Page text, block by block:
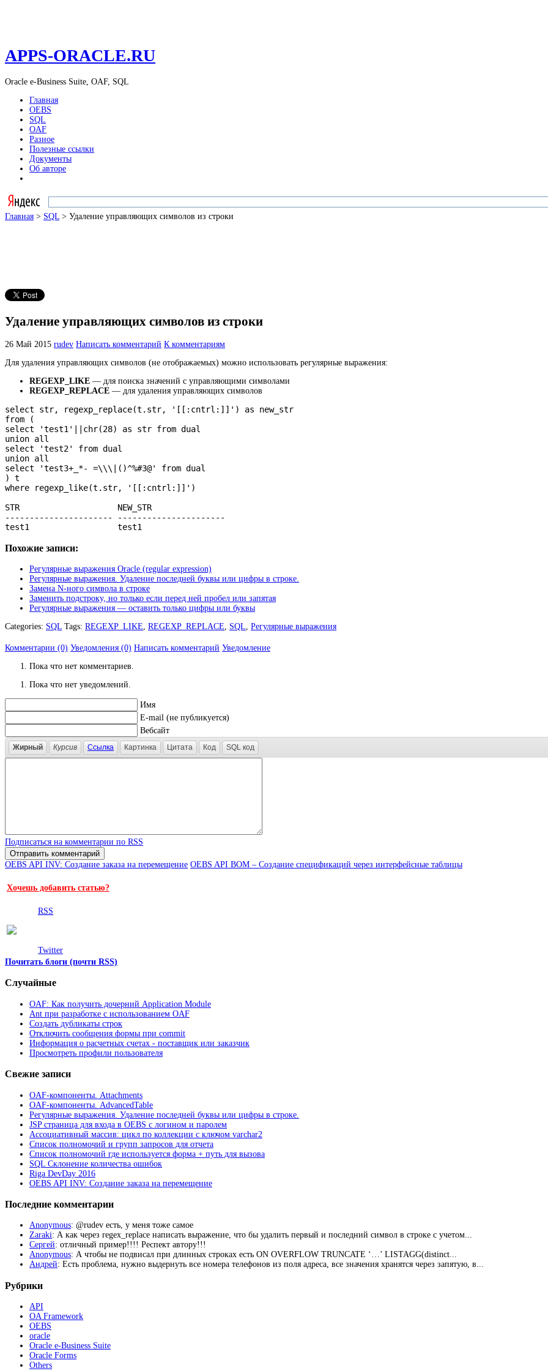
APPS-ORACLE.RU
Oracle e-Business Suite, OAF, SQL
Главная
OEBS
SQL
OAF
Разное
Полезные ссылки
Документы
Об авторе
Главная > SQL > Удаление управляющих символов из строки
Удаление управляющих символов из строки
26 Май 2015 rudev Написать комментарий К комментариям
Для удаления управляющих символов (не отображаемых) можно использовать регулярные выражения:
REGEXP_LIKE — для поиска значений с управляющими символами
REGEXP_REPLACE — для удаления управляющих символов
select str, regexp_replace(t.str, '[[:cntrl:]]') as new_str
from (
select 'test1'||chr(28) as str from dual
union all
select 'test2' from dual
union all
select 'test3+_*- =\\\|()^%#3@' from dual
) t
where regexp_like(t.str, '[[:cntrl:]]')
STR                    NEW_STR
---------------------- ----------------------
test1                  test1
Похожие записи:
Регулярные выражения Oracle (regular expression)
Регулярные выражения. Удаление последней буквы или цифры в строке.
Замена N-ного символа в строке
Заменить подстроку, но только если перед ней пробел или запятая
Регулярные выражения — оставить только цифры или буквы
Categories: SQL Tags: REGEXP_LIKE, REGEXP_REPLACE, SQL, Регулярные выражения
Комментарии (0) Уведомления (0) Написать комментарий Уведомление
Пока что нет комментариев.
Пока что нет уведомлений.
Имя
E-mail (не публикуется)
Вебсайт
Жирный Курсив Ссылка Картинка Цитата Код SQL код
Подписаться на комментарии по RSS
OEBS API INV: Создание заказа на перемещение OEBS API BOM – Создание спецификаций через интерфейсные таблицы
Хочешь добавить статью?
RSS
Twitter
Почитать блоги (почти RSS)
Случайные
OAF: Как получить дочерний Application Module
Ant при разработке с использованием OAF
Создать дубликаты строк
Отключить сообщения формы при commit
Информация о расчетных счетах - поставщик или заказчик
Просмотреть профили пользователя
Свежие записи
OAF-компоненты. Attachments
OAF-компоненты. AdvancedTable
Регулярные выражения. Удаление последней буквы или цифры в строке.
JSP страница для входа в OEBS с логином и паролем
Ассоциативный массив: цикл по коллекции с ключом varchar2
Список полномочий и групп запросов для отчета
Список полномочий где используется форма + путь для вызова
SQL Склонение количества ошибок
Riga DevDay 2016
OEBS API INV: Создание заказа на перемещение
Последние комментарии
Anonymous: @rudev есть, у меня тоже самое
Zaraki: А как через regex_replace написать выражение, что бы удалить первый и последний символ в строке с учетом...
Сергей: отличный пример!!!! Респект автору!!!
Anonymous: А чтобы не подвисал при длинных строках есть ON OVERFLOW TRUNCATE ‘…’ LISTAGG(distinct...
Андрей: Есть проблема, нужно выдернуть все номера телефонов из поля адреса, все значения хранятся через запятую, в...
Рубрики
API
OA Framework
OEBS
oracle
Oracle e-Business Suite
Oracle Forms
Others